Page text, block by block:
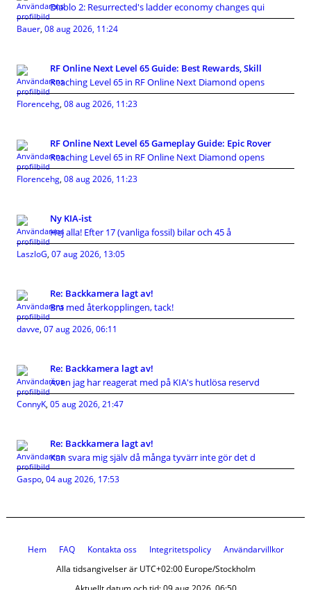
Diablo 2: Resurrected's ladder economy changes qui
Bauer, 08 aug 2026, 11:24
RF Online Next Level 65 Guide: Best Rewards, Skill
Reaching Level 65 in RF Online Next Diamond opens
Florencehg, 08 aug 2026, 11:23
RF Online Next Level 65 Gameplay Guide: Epic Rover
Reaching Level 65 in RF Online Next Diamond opens
Florencehg, 08 aug 2026, 11:23
Ny KIA-ist
Hej alla! Efter 17 (vanliga fossil) bilar och 45 å
LaszloG, 07 aug 2026, 13:05
Re: Backkamera lagt av!
Bra med återkopplingen, tack!
davve, 07 aug 2026, 06:11
Re: Backkamera lagt av!
Även jag har reagerat med på KIA's hutlösa reservd
ConnyK, 05 aug 2026, 21:47
Re: Backkamera lagt av!
Kan svara mig själv då många tyvärr inte gör det d
Gaspo, 04 aug 2026, 17:53
Hem FAQ Kontakta oss Integritetspolicy
Användarvillkor
Alla tidsangivelser är UTC+02:00 Europe/Stockholm